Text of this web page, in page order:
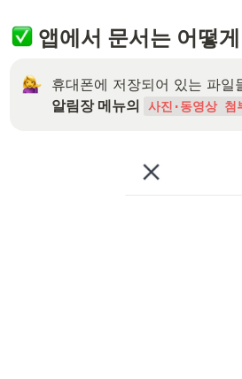
앱에서 문서는 어떻
알림장 메뉴의
사진·동영상